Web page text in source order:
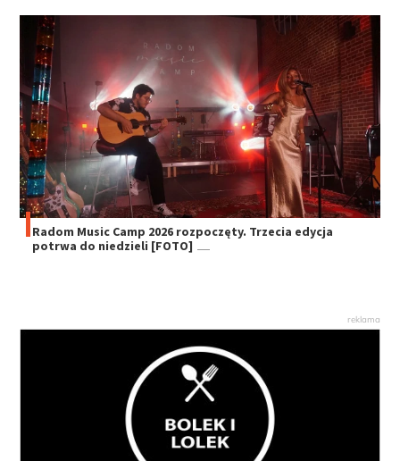
Radom Music Camp 2026 rozpoczęty. Trzecia edycja
potrwa do niedzieli [FOTO]